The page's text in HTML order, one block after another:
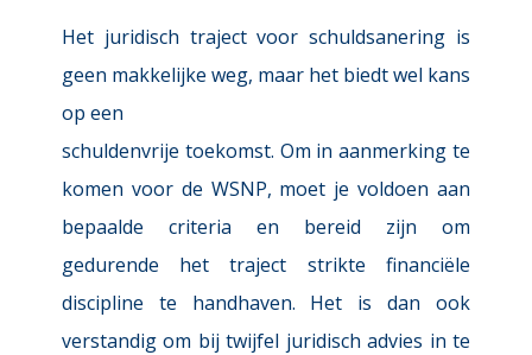
Het juridisch traject voor schuldsanering is
geen makkelijke weg, maar het biedt wel kans
op een
schuldenvrije toekomst. Om in aanmerking te
komen voor de WSNP, moet je voldoen aan
bepaalde criteria en bereid zijn om
gedurende het traject strikte financiële
discipline te handhaven. Het is dan ook
verstandig om bij twijfel juridisch advies in te